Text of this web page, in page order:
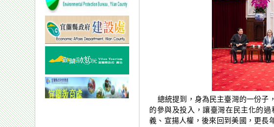
總統提到，身為民主臺灣的一份子
的參與及投入，讓臺灣在民主化的
義、宣揚人權，後來回到美國，更長